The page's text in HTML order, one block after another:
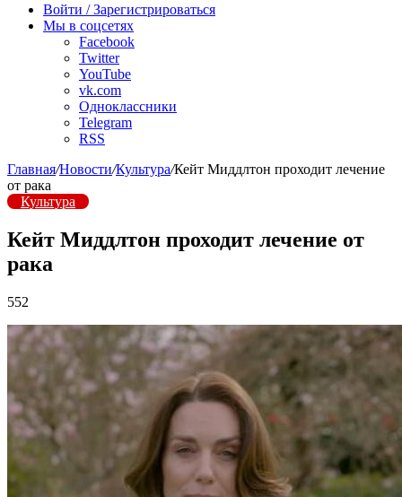
радио
Войти / Зарегистрироваться
Мы в соцсетях
Facebook
Twitter
YouTube
vk.com
Одноклассники
Telegram
RSS
Главная/Новости/Культура/Кейт Миддлтон проходит лечение
от рака
Культура
Кейт Миддлтон проходит лечение от
рака
552